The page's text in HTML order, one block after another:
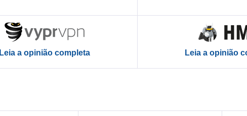
Leia a opinião completa Leia a opinião